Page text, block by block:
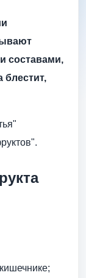
составами,
блестит,